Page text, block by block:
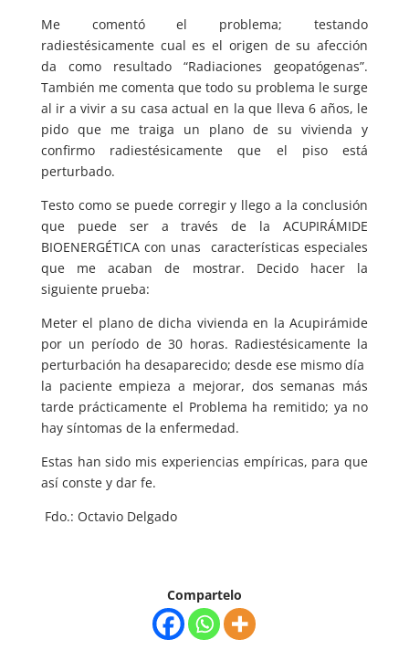
Me comentó el problema; testando
radiestésicamente cual es el origen de su afección
da como resultado “Radiaciones geopatógenas”.
También me comenta que todo su problema le surge
al ir a vivir a su casa actual en la que lleva 6 años, le
pido que me traiga un plano de su vivienda y
confirmo radiestésicamente que el piso está
perturbado.
Testo como se puede corregir y llego a la conclusión
que puede ser a través de la ACUPIRÁMIDE
BIOENERGÉTICA con unas características especiales
que me acaban de mostrar. Decido hacer la
siguiente prueba:
Meter el plano de dicha vivienda en la Acupirámide
por un período de 30 horas. Radiestésicamente la
perturbación ha desaparecido; desde ese mismo día
la paciente empieza a mejorar, dos semanas más
tarde prácticamente el Problema ha remitido; ya no
hay síntomas de la enfermedad.
Estas han sido mis experiencias empíricas, para que
así conste y dar fe.
Fdo.: Octavio Delgado
Compartelo